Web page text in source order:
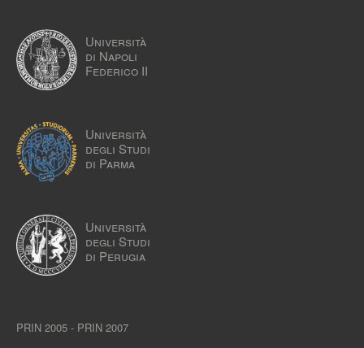
Università
di Napoli
Federico II
Università
degli Studi
di Parma
Università
degli Studi
di Perugia
PRIN 2005 - PRIN 2007